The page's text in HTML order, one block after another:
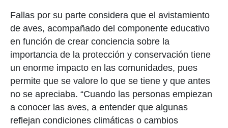
Fallas por su parte considera que el avistamiento
de aves, acompañado del componente educativo
en función de crear conciencia sobre la
importancia de la protección y conservación tiene
un enorme impacto en las comunidades, pues
permite que se valore lo que se tiene y que antes
no se apreciaba. “Cuando las personas empiezan
a conocer las aves, a entender que algunas
reflejan condiciones climáticas o cambios